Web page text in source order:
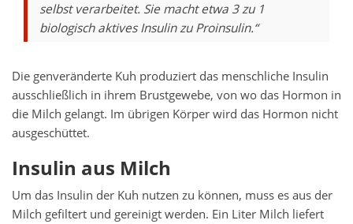
selbst verarbeitet. Sie macht etwa 3 zu 1
biologisch aktives Insulin zu Proinsulin.“
Die genveränderte Kuh produziert das menschliche Insulin
ausschließlich in ihrem Brustgewebe, von wo das Hormon in
die Milch gelangt. Im übrigen Körper wird das Hormon nicht
ausgeschüttet.
Insulin aus Milch
Um das Insulin der Kuh nutzen zu können, muss es aus der
Milch gefiltert und gereinigt werden. Ein Liter Milch liefert